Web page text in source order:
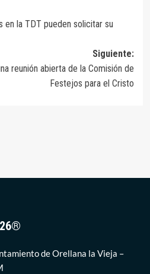
en la TDT pueden solicitar su
Siguiente:
reunión abierta de la Comisión de
Festejos para el Cristo
de Orellana la Vieja –